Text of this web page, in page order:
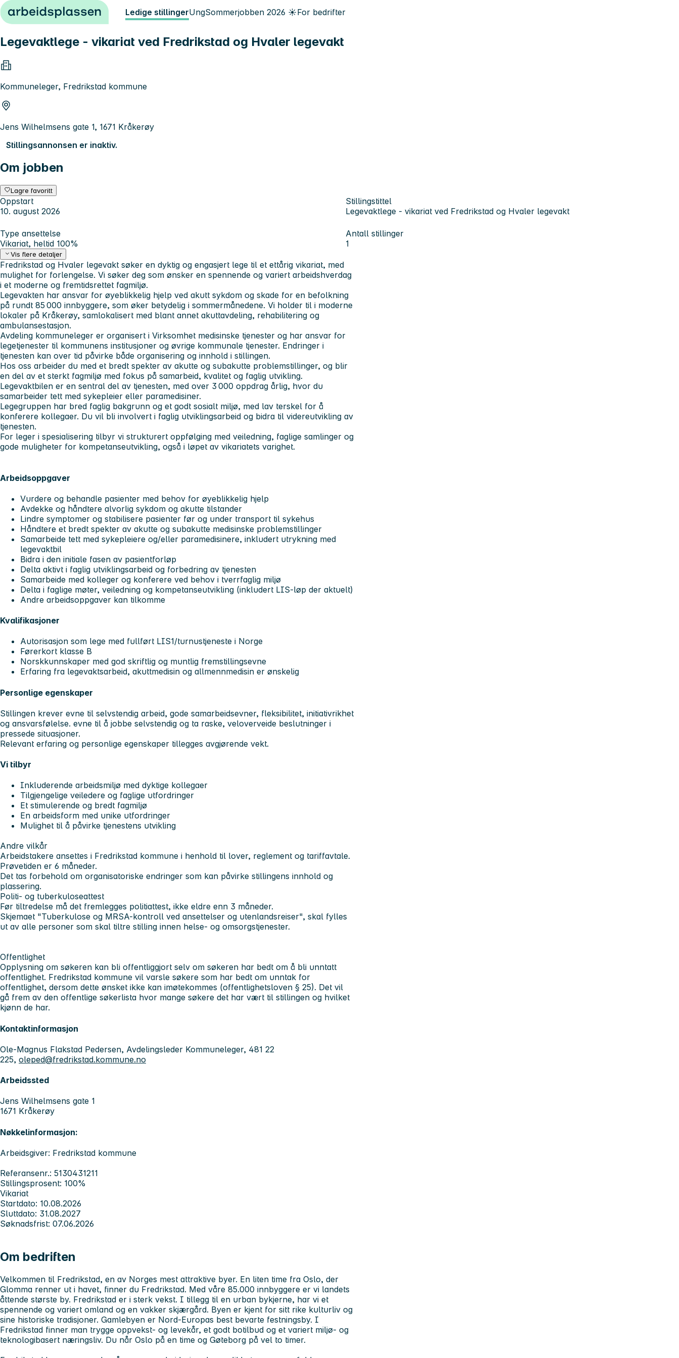
Hopp til innhold Ledige stillingerUngSommerjobben 2026 ☀️For bedrifter
Legevaktlege - vikariat ved Fredrikstad og Hvaler legevakt
Kommuneleger, Fredrikstad kommune
Jens Wilhelmsens gate 1, 1671 Kråkerøy
Stillingsannonsen er inaktiv.
Om jobben
Lagre favoritt
Oppstart
10. august 2026
Stillingstittel
Legevaktlege - vikariat ved Fredrikstad og Hvaler legevakt
Type ansettelse
Vikariat, heltid 100%
Antall stillinger
1
Vis flere detaljer
Fredrikstad og Hvaler legevakt søker en dyktig og engasjert lege til et ettårig vikariat, med
mulighet for forlengelse. Vi søker deg som ønsker en spennende og variert arbeidshverdag
i et moderne og fremtidsrettet fagmiljø.
Legevakten har ansvar for øyeblikkelig hjelp ved akutt sykdom og skade for en befolkning
på rundt 85 000 innbyggere, som øker betydelig i sommermånedene. Vi holder til i moderne
lokaler på Kråkerøy, samlokalisert med blant annet akuttavdeling, rehabilitering og
ambulansestasjon.
Avdeling kommuneleger er organisert i Virksomhet medisinske tjenester og har ansvar for
legetjenester til kommunens institusjoner og øvrige kommunale tjenester. Endringer i
tjenesten kan over tid påvirke både organisering og innhold i stillingen.
Hos oss arbeider du med et bredt spekter av akutte og subakutte problemstillinger, og blir
en del av et sterkt fagmiljø med fokus på samarbeid, kvalitet og faglig utvikling.
Legevaktbilen er en sentral del av tjenesten, med over 3 000 oppdrag årlig, hvor du
samarbeider tett med sykepleier eller paramedisiner.
Legegruppen har bred faglig bakgrunn og et godt sosialt miljø, med lav terskel for å
konferere kollegaer. Du vil bli involvert i faglig utviklingsarbeid og bidra til videreutvikling av
tjenesten.
For leger i spesialisering tilbyr vi strukturert oppfølging med veiledning, faglige samlinger og
gode muligheter for kompetanseutvikling, også i løpet av vikariatets varighet.
Arbeidsoppgaver
Vurdere og behandle pasienter med behov for øyeblikkelig hjelp
Avdekke og håndtere alvorlig sykdom og akutte tilstander
Lindre symptomer og stabilisere pasienter før og under transport til sykehus
Håndtere et bredt spekter av akutte og subakutte medisinske problemstillinger
Samarbeide tett med sykepleiere og/eller paramedisinere, inkludert utrykning med
legevaktbil
Bidra i den initiale fasen av pasientforløp
Delta aktivt i faglig utviklingsarbeid og forbedring av tjenesten
Samarbeide med kolleger og konferere ved behov i tverrfaglig miljø
Delta i faglige møter, veiledning og kompetanseutvikling (inkludert LIS-løp der aktuelt)
Andre arbeidsoppgaver kan tilkomme
Kvalifikasjoner
Autorisasjon som lege med fullført LIS1/turnustjeneste i Norge
Førerkort klasse B
Norskkunnskaper med god skriftlig og muntlig fremstillingsevne
Erfaring fra legevaktsarbeid, akuttmedisin og allmennmedisin er ønskelig
Personlige egenskaper
Stillingen krever evne til selvstendig arbeid, gode samarbeidsevner, fleksibilitet, initiativrikhet
og ansvarsfølelse. evne til å jobbe selvstendig og ta raske, veloverveide beslutninger i
pressede situasjoner.
Relevant erfaring og personlige egenskaper tillegges avgjørende vekt.
Vi tilbyr
Inkluderende arbeidsmiljø med dyktige kollegaer
Tilgjengelige veiledere og faglige utfordringer
Et stimulerende og bredt fagmiljø
En arbeidsform med unike utfordringer
Mulighet til å påvirke tjenestens utvikling
Andre vilkår
Arbeidstakere ansettes i Fredrikstad kommune i henhold til lover, reglement og tariffavtale.
Prøvetiden er 6 måneder.
Det tas forbehold om organisatoriske endringer som kan påvirke stillingens innhold og
plassering.
Politi- og tuberkuloseattest
Før tiltredelse må det fremlegges politiattest, ikke eldre enn 3 måneder.
Skjemaet "Tuberkulose og MRSA-kontroll ved ansettelser og utenlandsreiser", skal fylles
ut av alle personer som skal tiltre stilling innen helse- og omsorgstjenester.
Offentlighet
Opplysning om søkeren kan bli offentliggjort selv om søkeren har bedt om å bli unntatt
offentlighet. Fredrikstad kommune vil varsle søkere som har bedt om unntak for
offentlighet, dersom dette ønsket ikke kan imøtekommes (offentlighetsloven § 25). Det vil
gå frem av den offentlige søkerlista hvor mange søkere det har vært til stillingen og hvilket
kjønn de har.
Kontaktinformasjon
Ole-Magnus Flakstad Pedersen, Avdelingsleder Kommuneleger, 481 22
225, oleped@fredrikstad.kommune.no
Arbeidssted
Jens Wilhelmsens gate 1
1671 Kråkerøy
Nøkkelinformasjon:
Arbeidsgiver: Fredrikstad kommune
Referansenr.: 5130431211
Stillingsprosent: 100%
Vikariat
Startdato: 10.08.2026
Sluttdato: 31.08.2027
Søknadsfrist: 07.06.2026
Om bedriften
Velkommen til Fredrikstad, en av Norges mest attraktive byer. En liten time fra Oslo, der
Glomma renner ut i havet, finner du Fredrikstad. Med våre 85.000 innbyggere er vi landets
åttende største by. Fredrikstad er i sterk vekst. I tillegg til en urban bykjerne, har vi et
spennende og variert omland og en vakker skjærgård. Byen er kjent for sitt rike kulturliv og
sine historiske tradisjoner. Gamlebyen er Nord-Europas best bevarte festningsby. I
Fredrikstad finner man trygge oppvekst- og levekår, et godt botilbud og et variert miljø- og
teknologibasert næringsliv. Du når Oslo på en time og Gøteborg på vel to timer.